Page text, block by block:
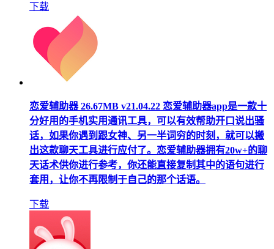
下载
恋爱辅助器 26.67MB v21.04.22 恋爱辅助器app是一款十
分好用的手机实用通讯工具，可以有效帮助开口说出骚
话，如果你遇到跟女神、另一半词穷的时刻，就可以搬
出这款聊天工具进行应付了。恋爱辅助器拥有20w+的聊
天话术供你进行参考，你还能直接复制其中的语句进行
套用，让你不再限制于自己的那个话语。
下载